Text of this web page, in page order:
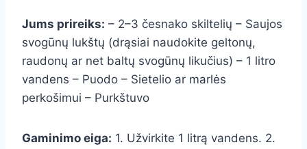
Jums prireiks: – 2–3 česnako skiltelių – Saujos
svogūnų lukštų (drąsiai naudokite geltonų,
raudonų ar net baltų svogūnų likučius) – 1 litro
vandens – Puodo – Sietelio ar marlės
perkošimui – Purkštuvo
Gaminimo eiga: 1. Užvirkite 1 litrą vandens. 2.